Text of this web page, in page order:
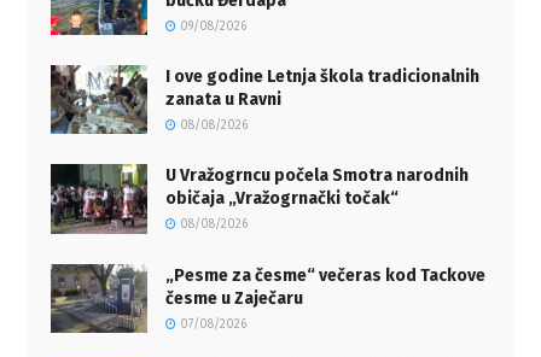
09/08/2026
I ove godine Letnja škola tradicionalnih
zanata u Ravni
08/08/2026
U Vražogrncu počela Smotra narodnih
običaja „Vražogrnački točak“
08/08/2026
„Pesme za česme“ večeras kod Tackove
česme u Zaječaru
07/08/2026